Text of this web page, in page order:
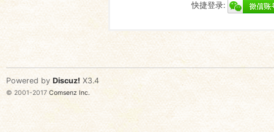
快捷登录:
Powered by Discuz! X3.4
© 2001-2017 Comsenz Inc.